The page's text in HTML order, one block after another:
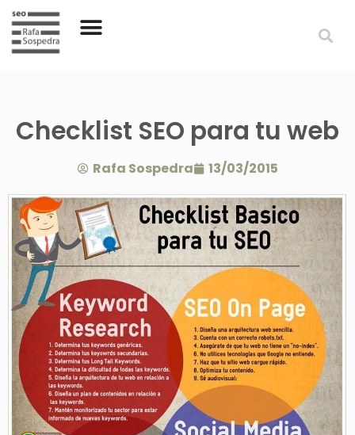
Checklist SEO para tu web
Rafa Sospedra 13/03/2015